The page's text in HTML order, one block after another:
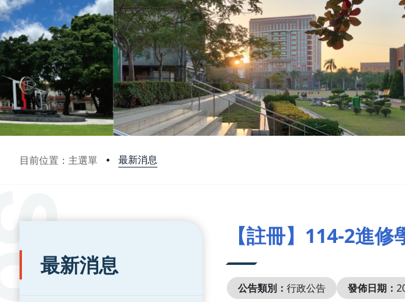
目前位置：主選單 最新消息
:::
最新消息
【註冊】114-2進
公告類別： 行政公告 發佈日期：